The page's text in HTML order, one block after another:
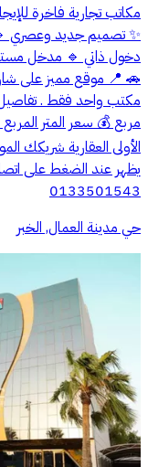
مكاتب تجارية فاخرة
✨ تصميم جديد وعصري 🔹
دخول ذاتي 🔹 مدخل
🚗 📍 موقع مميز على
الأولى العقارية شريكك
يظهر عند الضغط على
0133501543
حي مدينة العمال, الخبر